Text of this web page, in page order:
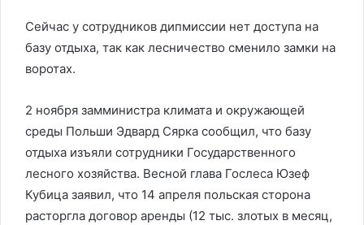
Сейчас у сотрудников дипмиссии нет доступа на
базу отдыха, так как лесничество сменило замки на
воротах.
2 ноября замминистра климата и окружающей
среды Польши Эдвард Сярка сообщил, что базу
отдыха изъяли сотрудники Государственного
лесного хозяйства. Весной глава Гослеса Юзеф
Кубица заявил, что 14 апреля польская сторона
расторгла договор аренды (12 тыс. злотых в месяц,